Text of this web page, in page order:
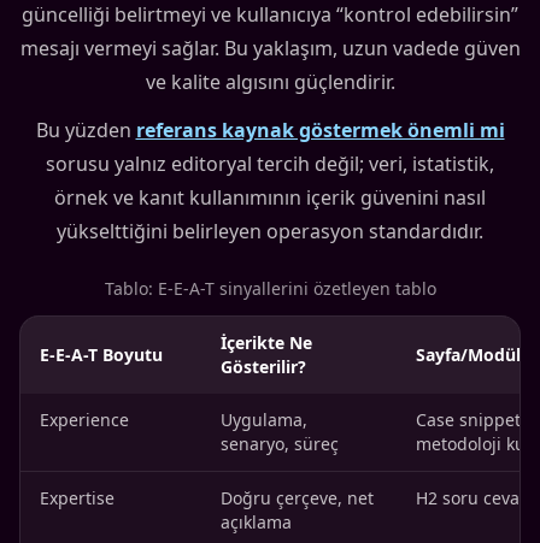
güncelliği belirtmeyi ve kullanıcıya “kontrol edebilirsin”
mesajı vermeyi sağlar. Bu yaklaşım, uzun vadede güven
ve kalite algısını güçlendirir.
Bu yüzden referans kaynak göstermek önemli mi
sorusu yalnız editoryal tercih değil; veri, istatistik,
örnek ve kanıt kullanımının içerik güvenini nasıl
yükselttiğini belirleyen operasyon standardıdır.
Tablo: E-E-A-T sinyallerini özetleyen tablo
E-E-A-T Boyutu
İçerikte Ne
Gösterilir?
Sayfa/Modül
Experience
Uygulama,
senaryo, süreç
Case snippet,
metodoloji
Expertise
Doğru çerçeve, net
açıklama
H2 soru cevap